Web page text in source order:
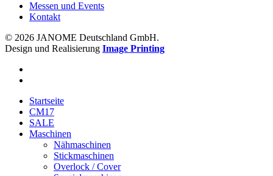
Messen und Events
Kontakt
© 2026 JANOME Deutschland GmbH.
Design und Realisierung Image Printing
Startseite
CM17
SALE
Maschinen
Nähmaschinen
Stickmaschinen
Overlock / Cover